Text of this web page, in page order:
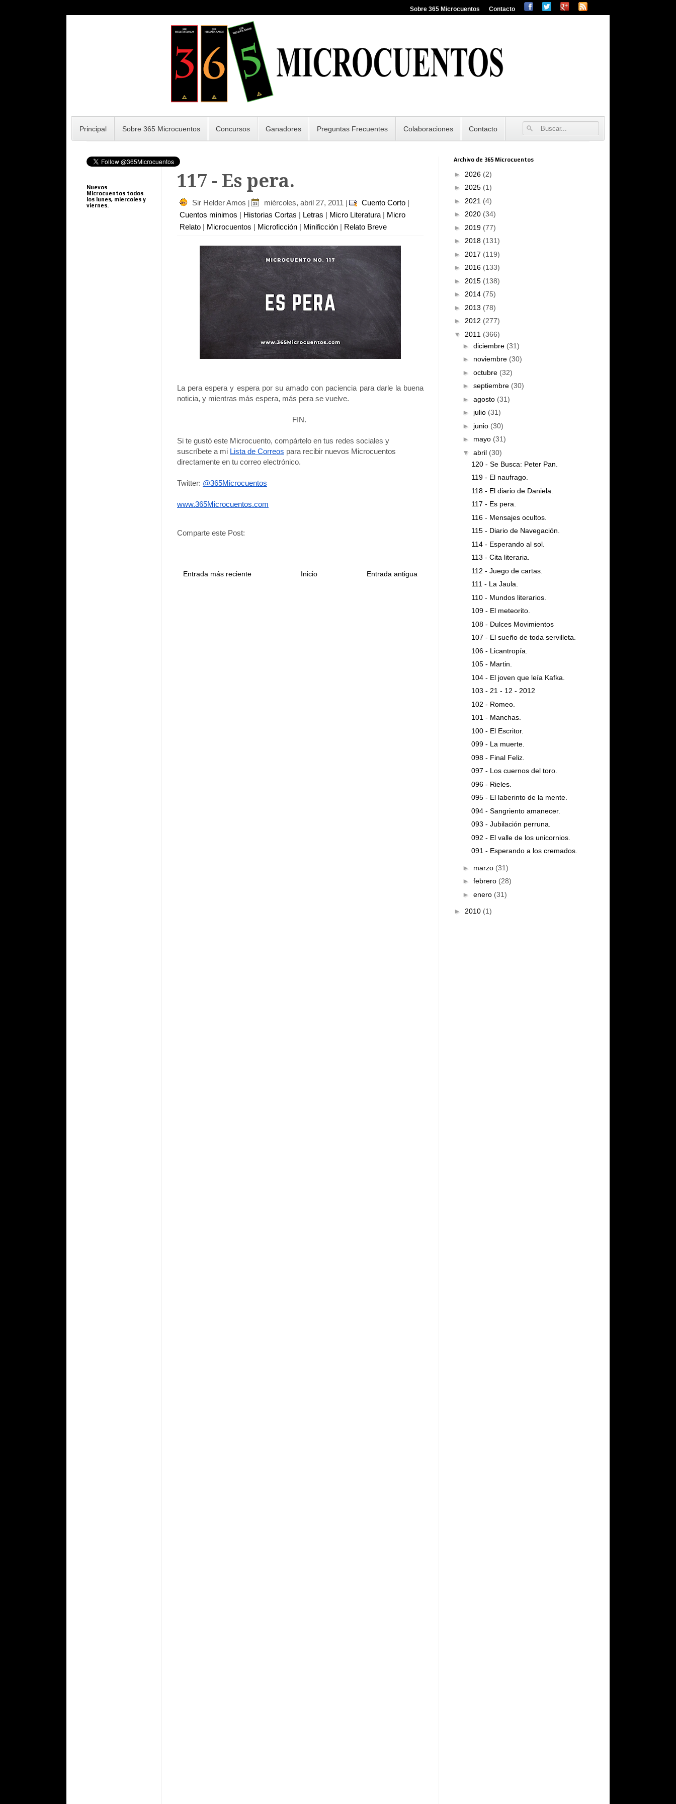
Sobre 365 Microcuentos Contacto
Principal Sobre 365 Microcuentos Concursos Ganadores Preguntas Frecuentes Colaboraciones Contacto
117 - Es pera.
Sir Helder Amos miércoles, abril 27, 2011 Cuento Corto |
Cuentos minimos | Historias Cortas | Letras | Micro Literatura | Micro
Relato | Microcuentos | Microficción | Minificción | Relato Breve
La pera espera y espera por su amado con paciencia para darle la buena
noticia, y mientras más espera, más pera se vuelve.
FIN.
Si te gustó este Microcuento, compártelo en tus redes sociales y
suscríbete a mi Lista de Correos para recibir nuevos Microcuentos
directamente en tu correo electrónico.
Twitter: @365Microcuentos
www.365Microcuentos.com
Comparte este Post:
Entrada más reciente Entrada antigua
Inicio
Nuevos
Microcuentos todos
los lunes, miercoles y
viernes.
Archivo de 365 Microcuentos
► 2026 (2)
► 2025 (1)
► 2021 (4)
► 2020 (34)
► 2019 (77)
► 2018 (131)
► 2017 (119)
► 2016 (133)
► 2015 (138)
► 2014 (75)
► 2013 (78)
► 2012 (277)
▼ 2011 (366)
► diciembre (31)
► noviembre (30)
► octubre (32)
► septiembre (30)
► agosto (31)
► julio (31)
► junio (30)
► mayo (31)
▼ abril (30)
120 - Se Busca: Peter Pan.
119 - El naufrago.
118 - El diario de Daniela.
117 - Es pera.
116 - Mensajes ocultos.
115 - Diario de Navegación.
114 - Esperando al sol.
113 - Cita literaria.
112 - Juego de cartas.
111 - La Jaula.
110 - Mundos literarios.
109 - El meteorito.
108 - Dulces Movimientos
107 - El sueño de toda servilleta.
106 - Licantropía.
105 - Martin.
104 - El joven que leía Kafka.
103 - 21 - 12 - 2012
102 - Romeo.
101 - Manchas.
100 - El Escritor.
099 - La muerte.
098 - Final Feliz.
097 - Los cuernos del toro.
096 - Rieles.
095 - El laberinto de la mente.
094 - Sangriento amanecer.
093 - Jubilación perruna.
092 - El valle de los unicornios.
091 - Esperando a los cremados.
► marzo (31)
► febrero (28)
► enero (31)
► 2010 (1)